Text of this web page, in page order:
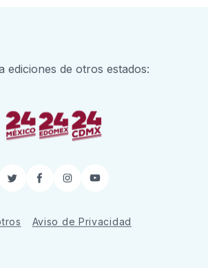
ediciones de otros estados:
TwitterFacebook
InstagramYouTube
Aviso de Privacidad